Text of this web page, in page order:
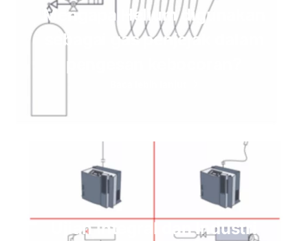
Mengapa Helium digunakan
sebagai gas penjejak dalam
pengesan kebocoran?
Ujian Integral dan Industri